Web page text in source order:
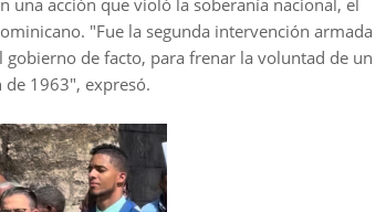
una acción que violó la soberanía nacional, el
"Fue la segunda intervención armada
gobierno de facto, para frenar la voluntad de un
1963", expresó.